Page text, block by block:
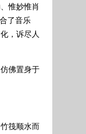
惟妙惟肖
了音乐
，诉尽人
佛置身于
筏顺水而